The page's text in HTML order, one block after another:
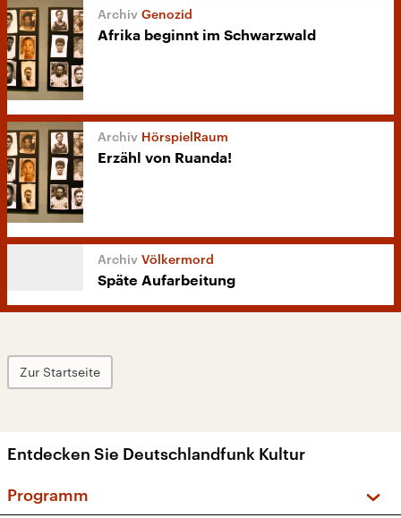
Genozid
Afrika beginnt im Schwarzwald
HörspielRaum
Erzähl von Ruanda!
Völkermord
Späte Aufarbeitung
Zur Startseite
Entdecken Sie Deutschlandfunk Kultur
Programm